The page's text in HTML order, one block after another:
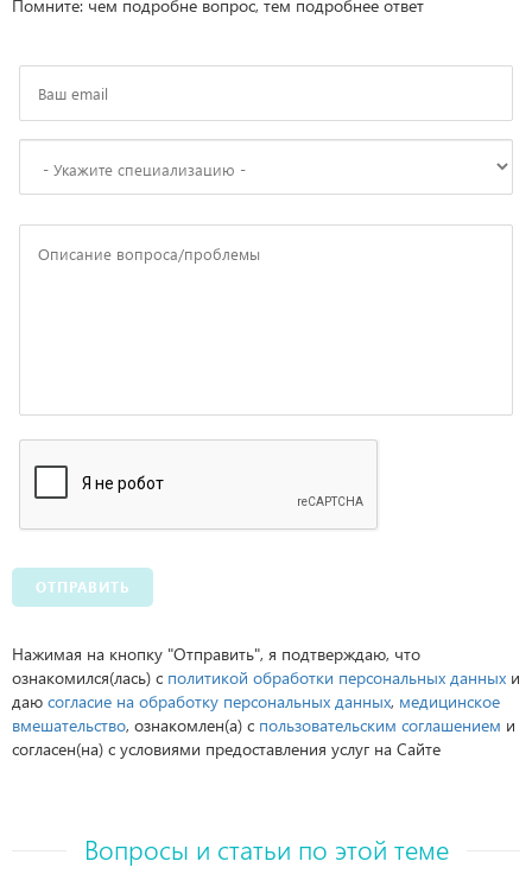
Помните: чем подробне вопрос, тем подробнее ответ
ОТПРАВИТЬ
Нажимая на кнопку "Отправить", я подтверждаю, что
ознакомился(лась) с политикой обработки персональных данных и
даю согласие на обработку персональных данных, медицинское
вмешательство, ознакомлен(а) с пользовательским соглашением и
согласен(на) с условиями предоставления услуг на Сайте
Вопросы и статьи по этой теме